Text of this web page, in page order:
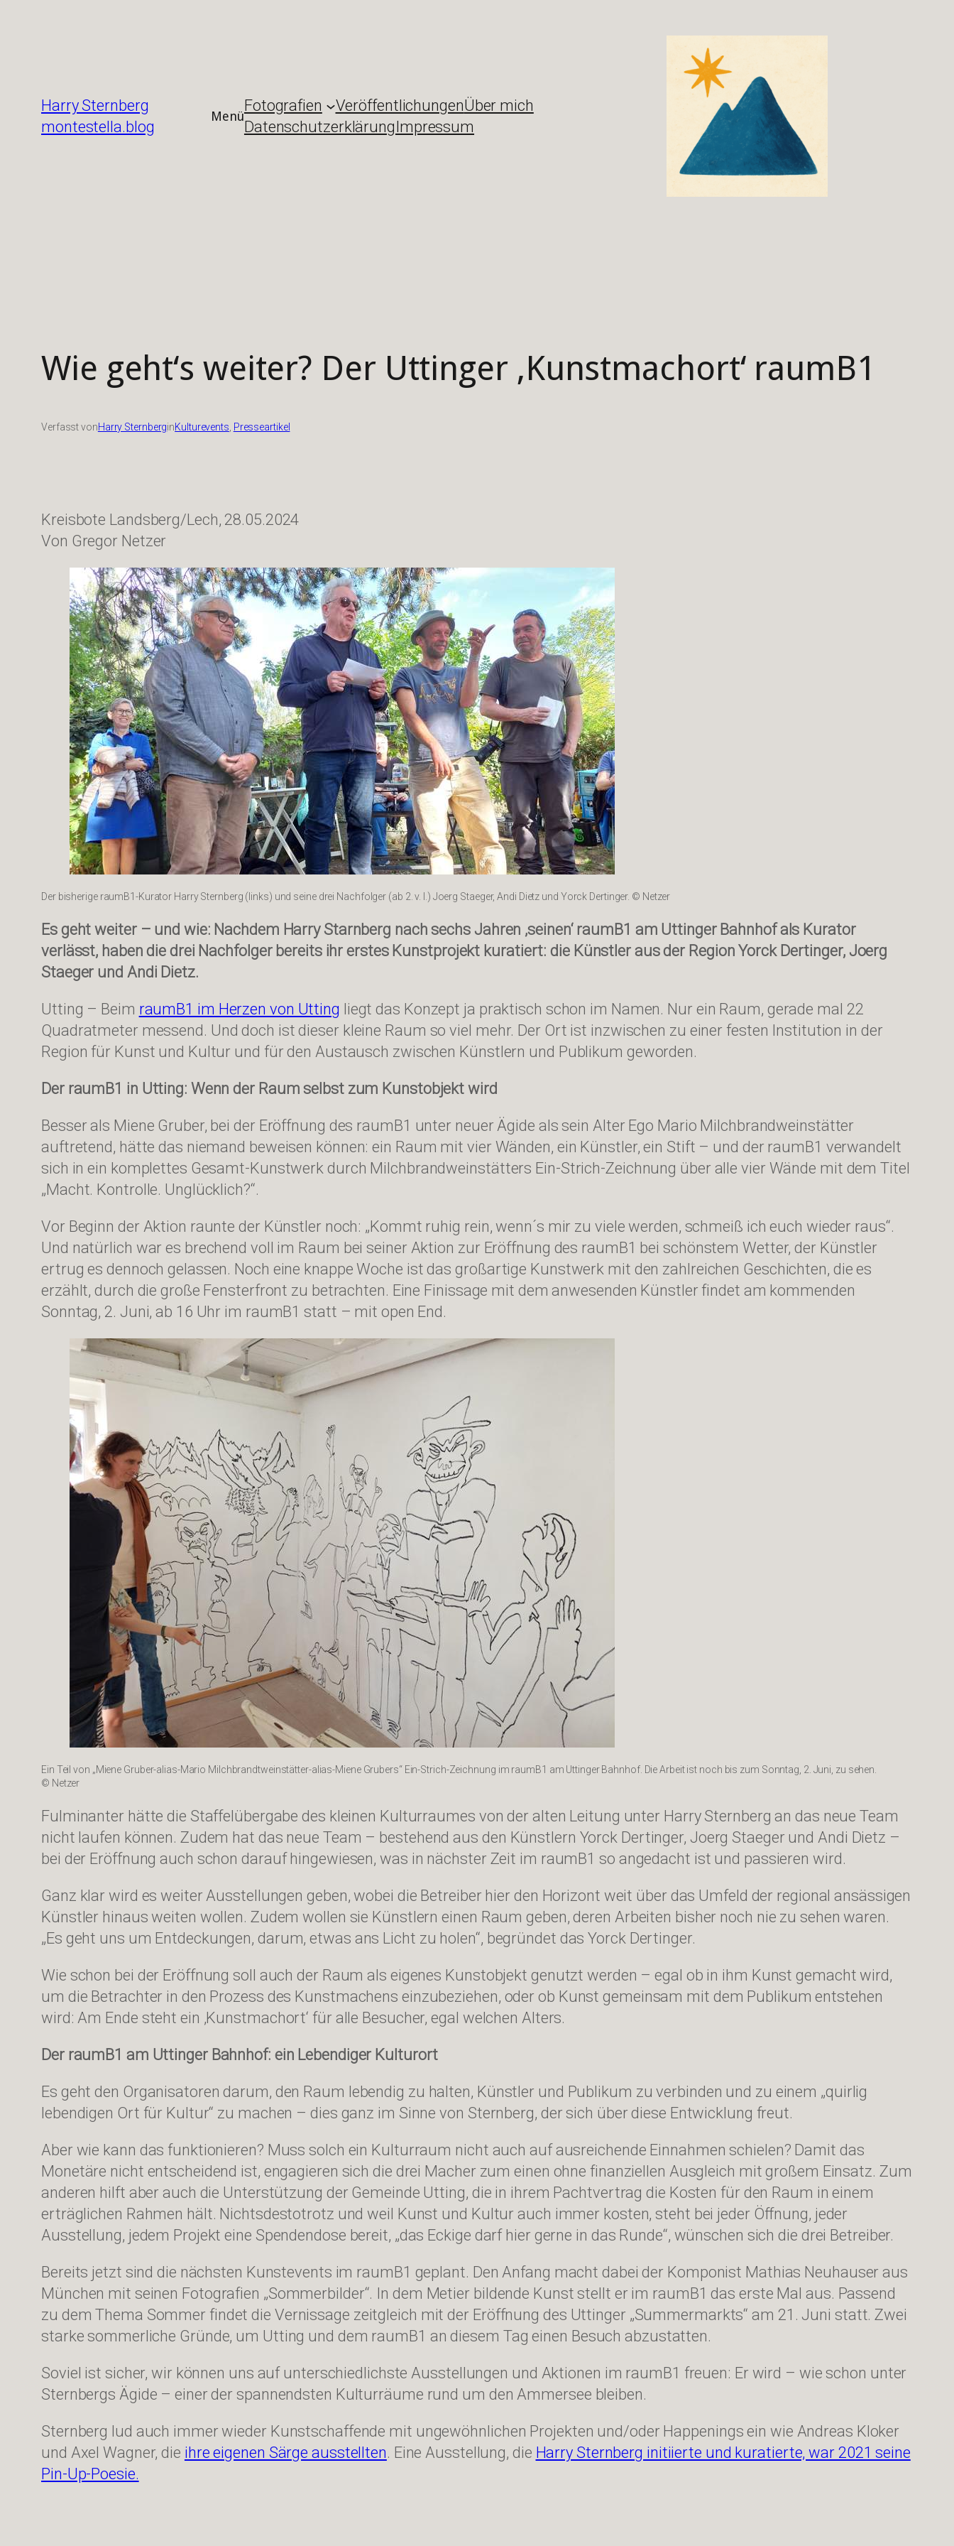
Harry Sternberg
montestella.blog
Menü
Fotografien VeröffentlichungenÜber mich
DatenschutzerklärungImpressum
Wie geht‘s weiter? Der Uttinger ‚Kunstmachort‘ raumB1
Verfasst vonHarry SternberginKulturevents Presseartikel
Kreisbote Landsberg/Lech, 28.05.2024
Von Gregor Netzer
Der bisherige raumB1-Kurator Harry Sternberg (links) und seine drei Nachfolger (ab 2. v. l.) Joerg Staeger, Andi Dietz und Yorck Dertinger. © Netzer
Es geht weiter – und wie: Nachdem Harry Starnberg nach sechs Jahren ‚seinen‘ raumB1 am Uttinger Bahnhof als Kurator
verlässt, haben die drei Nachfolger bereits ihr erstes Kunstprojekt kuratiert: die Künstler aus der Region Yorck Dertinger, Joerg
Staeger und Andi Dietz.
Utting – Beim raumB1 im Herzen von Utting liegt das Konzept ja praktisch schon im Namen. Nur ein Raum, gerade mal 22
Quadratmeter messend. Und doch ist dieser kleine Raum so viel mehr. Der Ort ist inzwischen zu einer festen Institution in der
Region für Kunst und Kultur und für den Austausch zwischen Künstlern und Publikum geworden.
Der raumB1 in Utting: Wenn der Raum selbst zum Kunstobjekt wird
Besser als Miene Gruber, bei der Eröffnung des raumB1 unter neuer Ägide als sein Alter Ego Mario Milchbrandweinstätter
auftretend, hätte das niemand beweisen können: ein Raum mit vier Wänden, ein Künstler, ein Stift – und der raumB1 verwandelt
sich in ein komplettes Gesamt-Kunstwerk durch Milchbrandweinstätters Ein-Strich-Zeichnung über alle vier Wände mit dem Titel
„Macht. Kontrolle. Unglücklich?“.
Vor Beginn der Aktion raunte der Künstler noch: „Kommt ruhig rein, wenn´s mir zu viele werden, schmeiß ich euch wieder raus“.
Und natürlich war es brechend voll im Raum bei seiner Aktion zur Eröffnung des raumB1 bei schönstem Wetter, der Künstler
ertrug es dennoch gelassen. Noch eine knappe Woche ist das großartige Kunstwerk mit den zahlreichen Geschichten, die es
erzählt, durch die große Fensterfront zu betrachten. Eine Finissage mit dem anwesenden Künstler findet am kommenden
Sonntag, 2. Juni, ab 16 Uhr im raumB1 statt – mit open End.
Ein Teil von „Miene Gruber-alias-Mario Milchbrandtweinstätter-alias-Miene Grubers“ Ein-Strich-Zeichnung im raumB1 am Uttinger Bahnhof. Die Arbeit ist noch bis zum Sonntag, 2. Juni, zu sehen.
© Netzer
Fulminanter hätte die Staffelübergabe des kleinen Kulturraumes von der alten Leitung unter Harry Sternberg an das neue Team
nicht laufen können. Zudem hat das neue Team – bestehend aus den Künstlern Yorck Dertinger, Joerg Staeger und Andi Dietz –
bei der Eröffnung auch schon darauf hingewiesen, was in nächster Zeit im raumB1 so angedacht ist und passieren wird.
Ganz klar wird es weiter Ausstellungen geben, wobei die Betreiber hier den Horizont weit über das Umfeld der regional ansässigen
Künstler hinaus weiten wollen. Zudem wollen sie Künstlern einen Raum geben, deren Arbeiten bisher noch nie zu sehen waren.
„Es geht uns um Entdeckungen, darum, etwas ans Licht zu holen“, begründet das Yorck Dertinger.
Wie schon bei der Eröffnung soll auch der Raum als eigenes Kunstobjekt genutzt werden – egal ob in ihm Kunst gemacht wird,
um die Betrachter in den Prozess des Kunstmachens einzubeziehen, oder ob Kunst gemeinsam mit dem Publikum entstehen
wird: Am Ende steht ein ‚Kunstmachort‘ für alle Besucher, egal welchen Alters.
Der raumB1 am Uttinger Bahnhof: ein Lebendiger Kulturort
Es geht den Organisatoren darum, den Raum lebendig zu halten, Künstler und Publikum zu verbinden und zu einem „quirlig
lebendigen Ort für Kultur“ zu machen – dies ganz im Sinne von Sternberg, der sich über diese Entwicklung freut.
Aber wie kann das funktionieren? Muss solch ein Kulturraum nicht auch auf ausreichende Einnahmen schielen? Damit das
Monetäre nicht entscheidend ist, engagieren sich die drei Macher zum einen ohne finanziellen Ausgleich mit großem Einsatz. Zum
anderen hilft aber auch die Unterstützung der Gemeinde Utting, die in ihrem Pachtvertrag die Kosten für den Raum in einem
erträglichen Rahmen hält. Nichtsdestotrotz und weil Kunst und Kultur auch immer kosten, steht bei jeder Öffnung, jeder
Ausstellung, jedem Projekt eine Spendendose bereit, „das Eckige darf hier gerne in das Runde“, wünschen sich die drei Betreiber.
Bereits jetzt sind die nächsten Kunstevents im raumB1 geplant. Den Anfang macht dabei der Komponist Mathias Neuhauser aus
München mit seinen Fotografien „Sommerbilder“. In dem Metier bildende Kunst stellt er im raumB1 das erste Mal aus. Passend
zu dem Thema Sommer findet die Vernissage zeitgleich mit der Eröffnung des Uttinger „Summermarkts“ am 21. Juni statt. Zwei
starke sommerliche Gründe, um Utting und dem raumB1 an diesem Tag einen Besuch abzustatten.
Soviel ist sicher, wir können uns auf unterschiedlichste Ausstellungen und Aktionen im raumB1 freuen: Er wird – wie schon unter
Sternbergs Ägide – einer der spannendsten Kulturräume rund um den Ammersee bleiben.
Sternberg lud auch immer wieder Kunstschaffende mit ungewöhnlichen Projekten und/oder Happenings ein wie Andreas Kloker
und Axel Wagner, die ihre eigenen Särge ausstellten. Eine Ausstellung, die Harry Sternberg initiierte und kuratierte, war 2021 seine
Pin-Up-Poesie.